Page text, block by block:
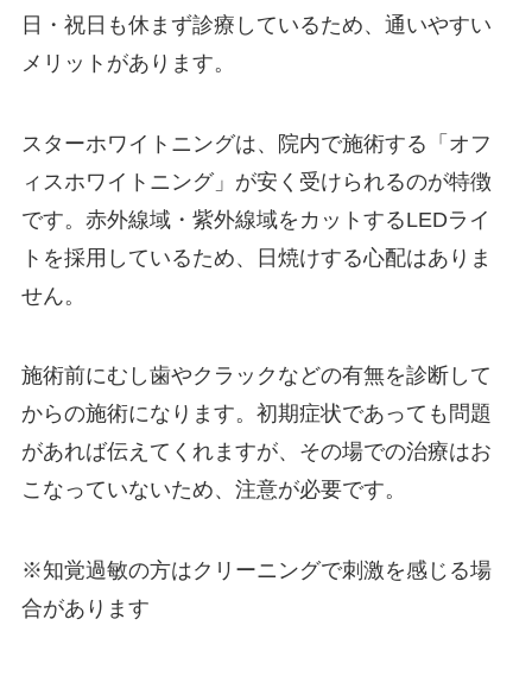
日・祝日も休まず診療しているため、通いやすい
メリットがあります。
スターホワイトニングは、院内で施術する「オフ
ィスホワイトニング」が安く受けられるのが特徴
です。赤外線域・紫外線域をカットするLEDライ
トを採用しているため、日焼けする心配はありま
せん。
施術前にむし歯やクラックなどの有無を診断して
からの施術になります。初期症状であっても問題
があれば伝えてくれますが、その場での治療はお
こなっていないため、注意が必要です。
※知覚過敏の方はクリーニングで刺激を感じる場
合があります